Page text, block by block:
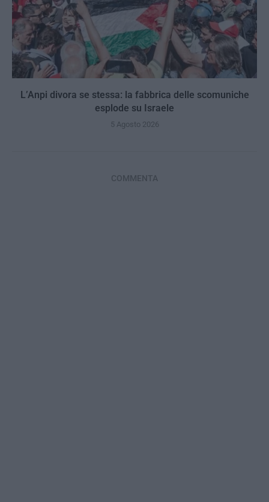
L’Anpi divora se stessa: la fabbrica delle scomuniche
esplode su Israele
5 Agosto 2026
COMMENTA